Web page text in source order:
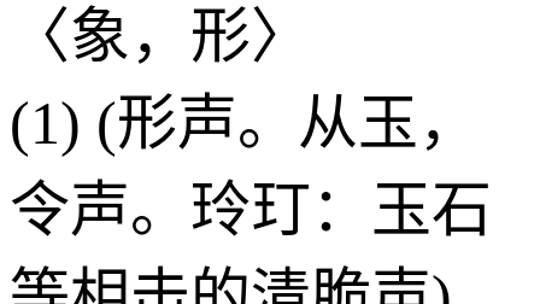
〈象，形〉
(1) (形声。从玉，
令声。玲玎：玉石